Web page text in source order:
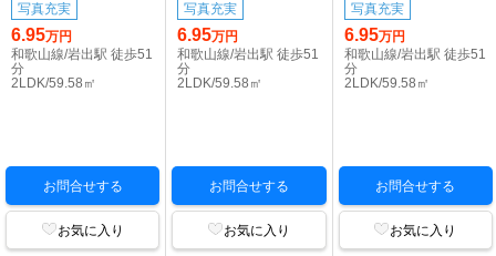
写真充実
6.95万円
和歌山線/岩出駅 徒歩51
分
2LDK/59.58㎡
お問合せする
お気に入り
写真充実
6.95万円
和歌山線/岩出駅 徒歩51
分
2LDK/59.58㎡
お問合せする
お気に入り
写真充実
6.95万円
和歌山線/岩出駅 徒歩51
分
2LDK/59.58㎡
お問合せする
お気に入り